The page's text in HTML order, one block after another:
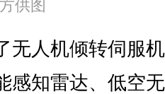
供图
人机倾转伺服
感知雷达、低空